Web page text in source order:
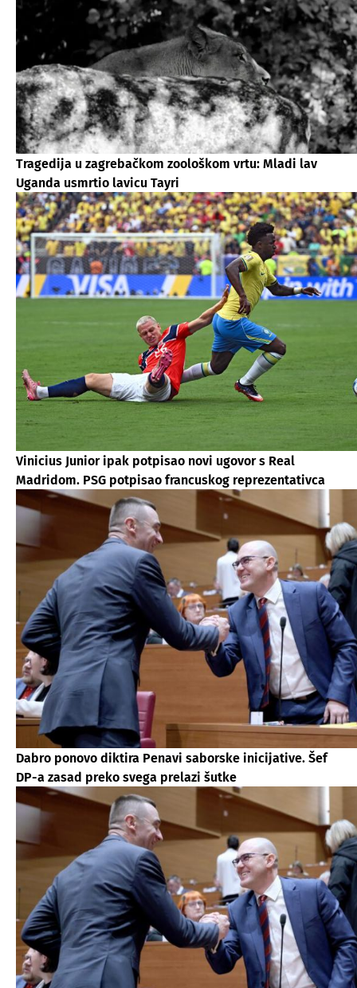
Tragedija u zagrebačkom zoološkom vrtu: Mladi lav
Uganda usmrtio lavicu Tayri
Vinicius Junior ipak potpisao novi ugovor s Real
Madridom. PSG potpisao francuskog reprezentativca
Dabro ponovo diktira Penavi saborske inicijative. Šef
DP-a zasad preko svega prelazi šutke